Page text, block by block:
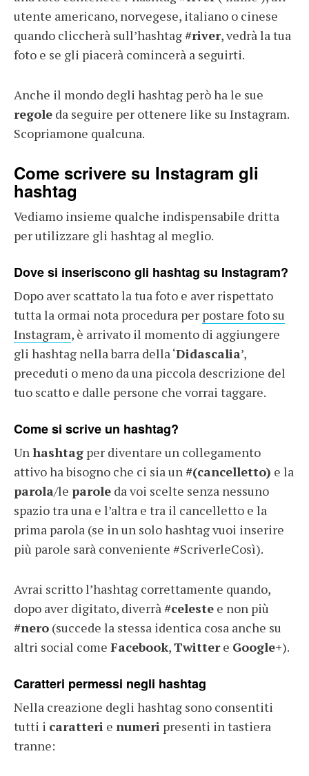
utente americano, norvegese, italiano o cinese
quando cliccherà sull’hashtag #river, vedrà la tua
foto e se gli piacerà comincerà a seguirti.
Anche il mondo degli hashtag però ha le sue
regole da seguire per ottenere like su Instagram.
Scopriamone qualcuna.
Come scrivere su Instagram gli
hashtag
Vediamo insieme qualche indispensabile dritta
per utilizzare gli hashtag al meglio.
Dove si inseriscono gli hashtag su Instagram?
Dopo aver scattato la tua foto e aver rispettato
tutta la ormai nota procedura per postare foto su
Instagram, è arrivato il momento di aggiungere
gli hashtag nella barra della ‘Didascalia’,
preceduti o meno da una piccola descrizione del
tuo scatto e dalle persone che vorrai taggare.
Come si scrive un hashtag?
Un hashtag per diventare un collegamento
attivo ha bisogno che ci sia un #(cancelletto) e la
parola/le parole da voi scelte senza nessuno
spazio tra una e l’altra e tra il cancelletto e la
prima parola (se in un solo hashtag vuoi inserire
più parole sarà conveniente #ScriverleCosì).
Avrai scritto l’hashtag correttamente quando,
dopo aver digitato, diverrà #celeste e non più
#nero (succede la stessa identica cosa anche su
altri social come Facebook,Twittere Google+).
Caratteri permessi negli hashtag
Nella creazione degli hashtag sono consentiti
tutti i caratteri e numeri presenti in tastiera
tranne: